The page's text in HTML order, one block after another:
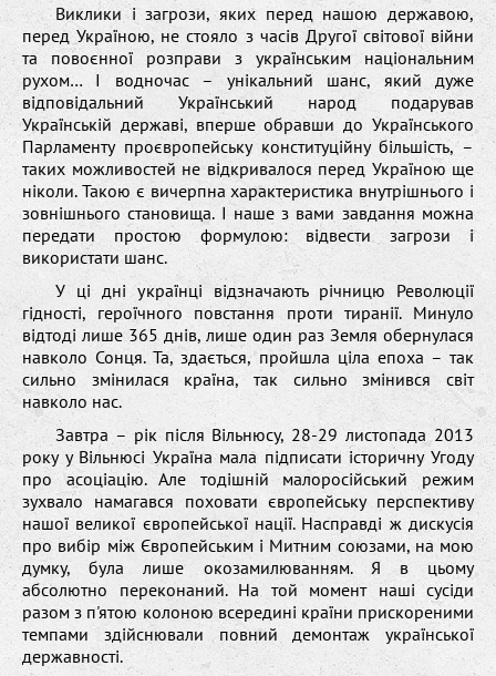
Виклики і загрози, яких перед нашою державою,
перед Україною, не стояло з часів Другої світової війни
та повоєнної розправи з українським національним
рухом… І водночас – унікальний шанс, який дуже
відповідальний Український народ подарував
Українській державі, вперше обравши до Українського
Парламенту проєвропейську конституційну більшість, –
таких можливостей не відкривалося перед Україною ще
ніколи. Такою є вичерпна характеристика внутрішнього і
зовнішнього становища. І наше з вами завдання можна
передати простою формулою: відвести загрози і
використати шанс.
У ці дні українці відзначають річницю Революції
гідності, героїчного повстання проти тиранії. Минуло
відтоді лише 365 днів, лише один раз Земля обернулася
навколо Сонця. Та, здається, пройшла ціла епоха – так
сильно змінилася країна, так сильно змінився світ
навколо нас.
Завтра – рік після Вільнюсу, 28-29 листопада 2013
року у Вільнюсі Україна мала підписати історичну Угоду
про асоціацію. Але тодішній малоросійський режим
зухвало намагався поховати європейську перспективу
нашої великої європейської нації. Насправді ж дискусія
про вибір між Європейським і Митним союзами, на мою
думку, була лише окозамилюванням. Я в цьому
абсолютно переконаний. На той момент наші сусіди
разом з п'ятою колоною всередині країни прискореними
темпами здійснювали повний демонтаж української
державності.